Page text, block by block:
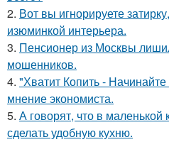
2. Вот вы игнорируете
изюминкой интерьера.
3. Пенсионер из Москвы
мошенников.
4. "Хватит Копить -
мнение экономиста.
5. А говорят, что в
сделать удобную кухню.